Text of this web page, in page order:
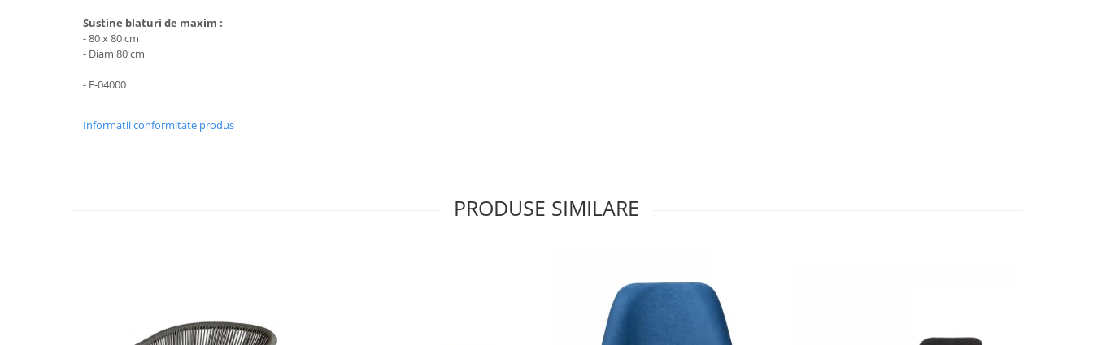
Sustine blaturi de maxim :
- 80 x 80 cm
- Diam 80 cm
- F-04000
Informatii conformitate produs
PRODUSE SIMILARE